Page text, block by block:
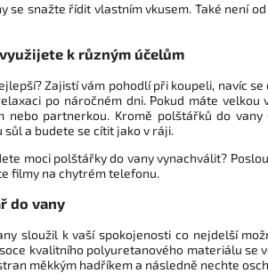
se snažte řídit vlastním vkusem. Také není
k různým účelům
Zajistí vám pohodlí při koupeli, navíc
po náročném dni. Pokud máte
nebo partnerkou. Kromě polštářků do
a budete se cítit jako v ráji.
moci polštářky do vany vynachválit?
filmy na chytrém telefonu.
do vany
sloužil k vaší spokojenosti co nejdelší
kvalitního polyuretanového materiálu se
měkkým hadříkem a následně nechte